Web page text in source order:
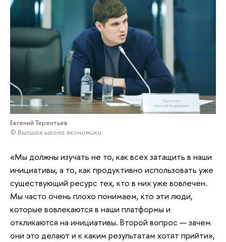
Евгений Терентьев
© Высшая школа экономики
«Мы должны изучать не то, как всех затащить в наши
инициативы, а то, как продуктивно использовать уже
существующий ресурс тех, кто в них уже вовлечен.
Мы часто очень плохо понимаем, кто эти люди,
которые вовлекаются в наши платформы и
откликаются на инициативы. Второй вопрос — зачем
они это делают и к каким результатам хотят прийти»,